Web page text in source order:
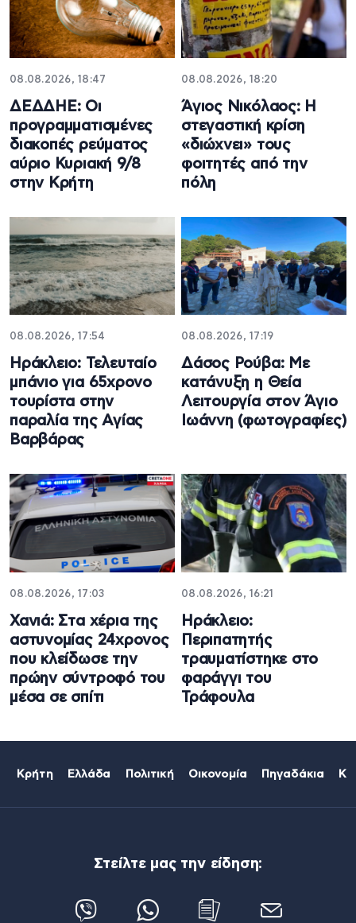
08.08.2026, 18:47
ΔΕΔΔΗΕ: Oι
προγραμματισμένες
διακοπές ρεύματος
αύριο Κυριακή 9/8
στην Κρήτη
08.08.2026, 18:20
Άγιος Νικόλαος: Η
στεγαστική κρίση
«διώχνει» τους
φοιτητές από την
πόλη
08.08.2026, 17:54
Ηράκλειο: Τελευταίο
μπάνιο για 65χρονο
τουρίστα στην
παραλία της Αγίας
Βαρβάρας
08.08.2026, 17:19
Δάσος Ρούβα: Με
κατάνυξη η Θεία
Λειτουργία στον Άγιο
Ιωάννη (φωτογραφίες)
08.08.2026, 17:03
Χανιά: Στα χέρια της
αστυνομίας 24χρονος
που κλείδωσε την
πρώην σύντροφό του
μέσα σε σπίτι
08.08.2026, 16:21
Ηράκλειο:
Περιπατητής
τραυματίστηκε στο
φαράγγι του
Τράφουλα
Κρήτη Ελλάδα Πολιτική Οικονομία Πηγαδάκια
Στείλτε μας την είδηση: